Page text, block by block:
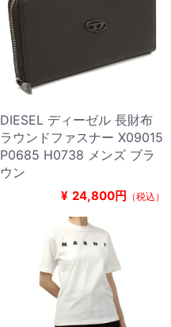
DIESEL ディーゼル 長財布
ラウンドファスナー X09015
P0685 H0738 メンズ ブラ
ウン
¥ 24,800円 （税込）